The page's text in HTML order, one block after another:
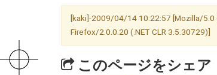
[kaki]-2009/04/14 10:22:57 [Mozilla/5.0
Firefox/2.0.0.20 (.NET CLR 3.5.30729)]
このページをシェア